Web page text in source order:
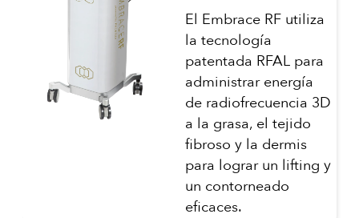
El Embrace RF utiliza
la tecnología
patentada RFAL para
administrar energía
de radiofrecuencia 3D
a la grasa, el tejido
fibroso y la dermis
para lograr un lifting y
un contorneado
eficaces.